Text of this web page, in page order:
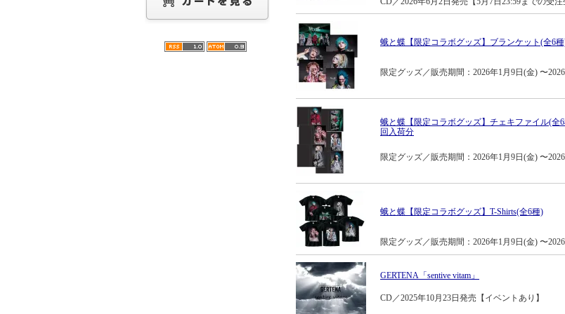
蛾と蝶【限定コラボグッズ】ブランケット(全6
限定グッズ／販売期間：2026年1月9日(金) 〜
蛾と蝶【限定コラボグッズ】チェキファイル(全
回入荷分
限定グッズ／販売期間：2026年1月9日(金) 〜
蛾と蝶【限定コラボグッズ】T-Shirts(全6種)
限定グッズ／販売期間：2026年1月9日(金) 〜
GERTENA「sentive vitam」
CD／2025年10月23日発売【イベントあり】